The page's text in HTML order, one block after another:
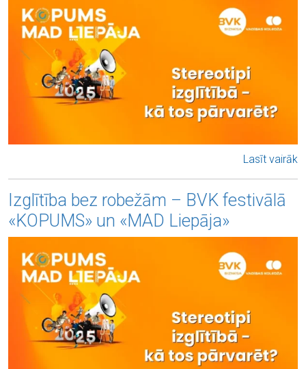
Lasīt vairāk
Izglītība bez robežām – BVK festivālā
«KOPUMS» un «MAD Liepāja»